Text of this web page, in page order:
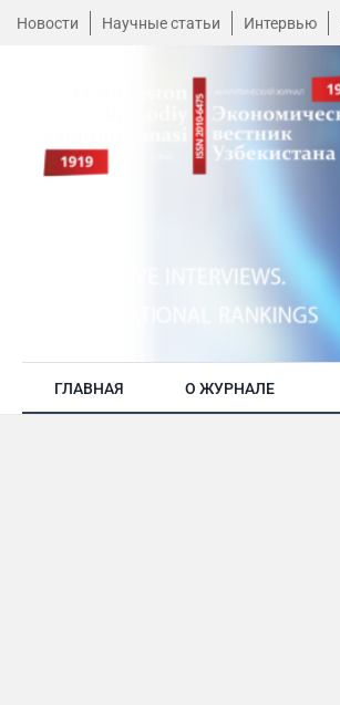
Новости Научные статьи Интервью
ГЛАВНАЯ О ЖУРНАЛЕ